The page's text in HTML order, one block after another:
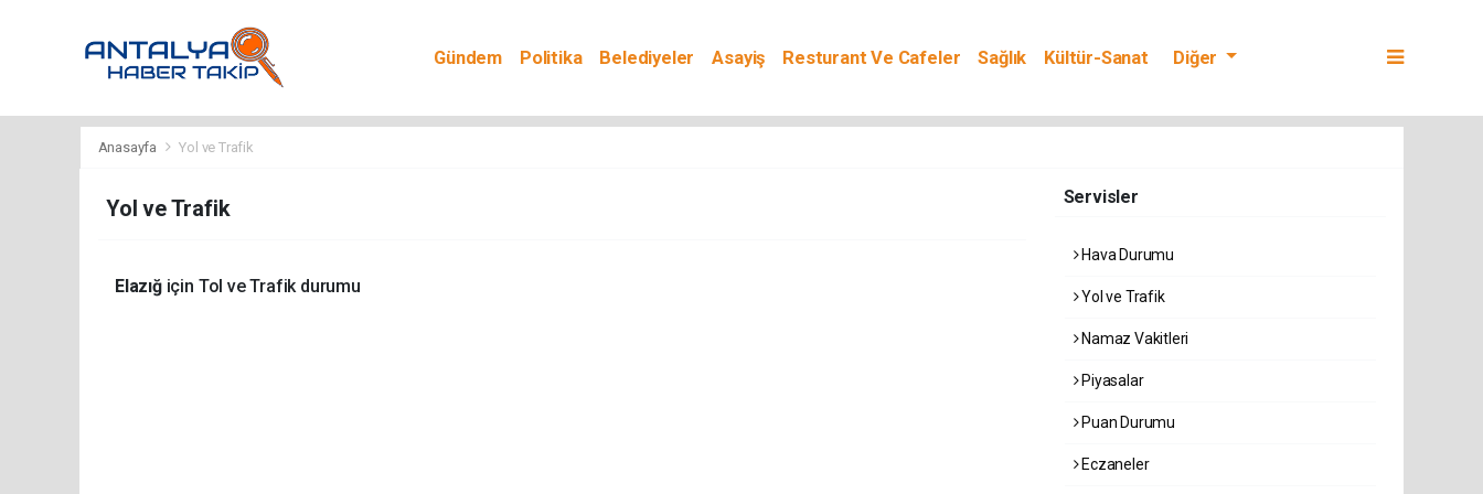
Gündem Politika Belediyeler Asayiş Resturant Ve Cafeler Sağlık
Kültür-Sanat
Diğer
Anasayfa Yol ve Trafik
Yol ve Trafik
Elazığ için Tol ve Trafik durumu
Servisler
Hava Durumu
Yol ve Trafik
Namaz Vakitleri
Piyasalar
Puan Durumu
Eczaneler